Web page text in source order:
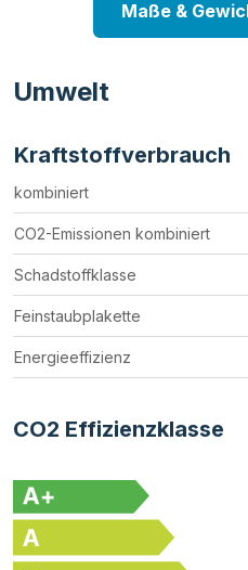
Maße &
Umwelt
Kraftstoffverbrauch
kombiniert
CO2-Emissionen kombiniert
Schadstoffklasse
Feinstaubplakette
Energieeffizienz
CO2 Effizienzklasse